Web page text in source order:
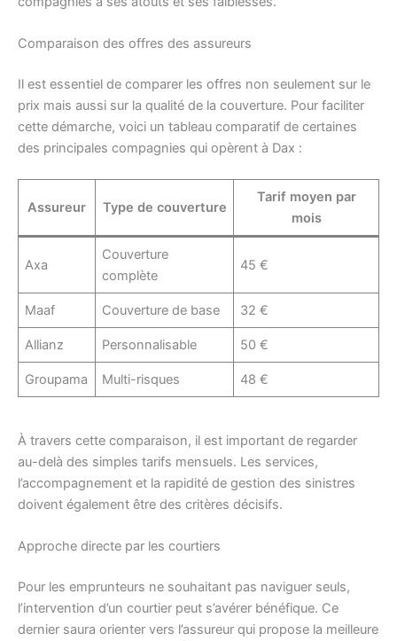
Comparaison des offres des assureurs
Il est essentiel de comparer les offres non seulement sur le
prix mais aussi sur la qualité de la couverture. Pour faciliter
cette démarche, voici un tableau comparatif de certaines
des principales compagnies qui opèrent à Dax :
Assureur Type de couverture
Tarif moyen par
mois
Axa
Couverture
complète
45 €
Maaf Couverture de base 32 €
Allianz Personnalisable 50 €
Groupama Multi-risques 48 €
À travers cette comparaison, il est important de regarder
au-delà des simples tarifs mensuels. Les services,
l’accompagnement et la rapidité de gestion des sinistres
doivent également être des critères décisifs.
Approche directe par les courtiers
Pour les emprunteurs ne souhaitant pas naviguer seuls,
l’intervention d’un courtier peut s’avérer bénéfique. Ce
dernier saura orienter vers l’assureur qui propose la meilleure